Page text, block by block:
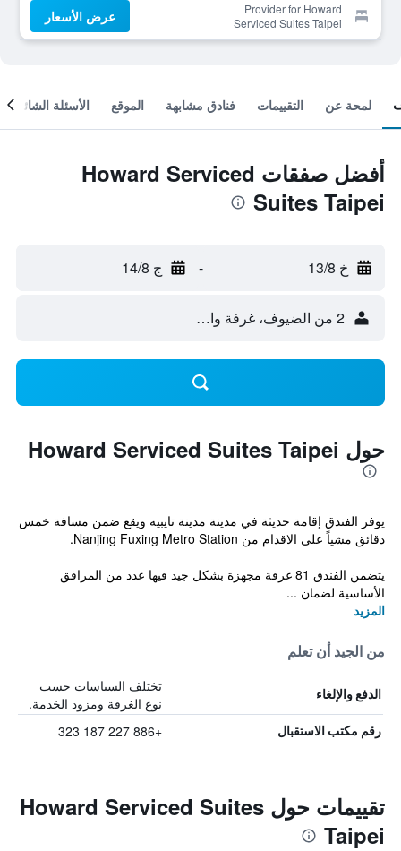
Provider for Howard
Serviced Suites Taipei
عرض الأسعار
لمحة عن التقييمات فنادق مشابهة الموقع الأسئلة الشائعة
أفضل صفقات Howard Serviced
Suites Taipei
خ 13/8 - ج 14/8
2 من الضيوف، غرفة واحدة
حول Howard Serviced Suites Taipei
يوفر الفندق إقامة حديثة في مدينة مدينة تايبيه ويقع ضمن مسافة خمس
دقائق مشياً على الاقدام من Nanjing Fuxing Metro Station.
يتضمن الفندق 81 غرفة مجهزة بشكل جيد فيها عدد من المرافق
الأساسية لضمان ...
المزيد
من الجيد أن تعلم
الدفع والإلغاء
تختلف السياسات حسب
نوع الغرفة ومزود الخدمة.
رقم مكتب الاستقبال +886 227 187 323
تقييمات حول Howard Serviced Suites
Taipei